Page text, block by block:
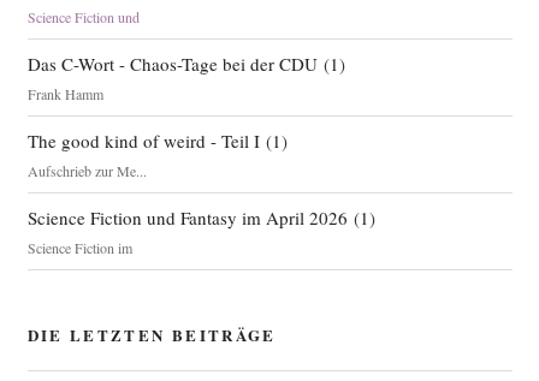
Science Fiction und
Das C-Wort - Chaos-Tage bei der CDU(1)
Frank Hamm
The good kind of weird - Teil I(1)
Aufschrieb zur Me...
Science Fiction und Fantasy im April 2026 (1)
Science Fiction im
DIE LETZTEN BEITRÄGE